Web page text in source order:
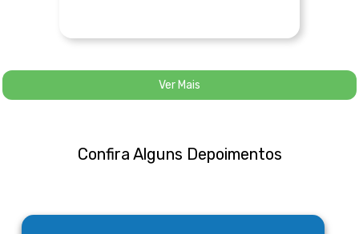
Ver Mais
Confira Alguns Depoimentos